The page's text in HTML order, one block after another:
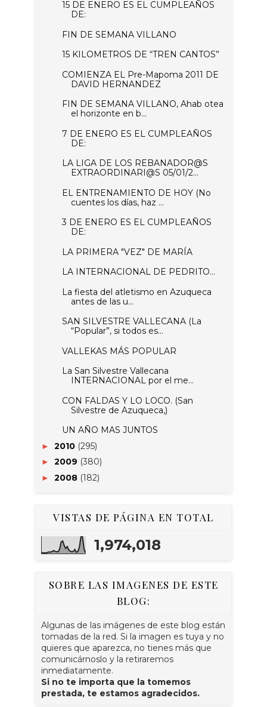
15 DE ENERO ES EL CUMPLEAÑOS
DE:
FIN DE SEMANA VILLANO
15 KILOMETROS DE “TREN CANTOS”
COMIENZA EL Pre-Mapoma 2011 DE
DAVID HERNANDEZ
FIN DE SEMANA VILLANO, Ahab otea
el horizonte en b...
7 DE ENERO ES EL CUMPLEAÑOS
DE:
LA LIGA DE LOS REBANADOR@S
EXTRAORDINARI@S 05/01/2...
EL ENTRENAMIENTO DE HOY (No
cuentes los días, haz ...
3 DE ENERO ES EL CUMPLEAÑOS
DE:
LA PRIMERA "VEZ" DE MARÍA
LA INTERNACIONAL DE PEDRITO...
La fiesta del atletismo en Azuqueca
antes de las u...
SAN SILVESTRE VALLECANA (La
“Popular”, si todos es...
VALLEKAS MÁS POPULAR
La San Silvestre Vallecana
INTERNACIONAL por el me...
CON FALDAS Y LO LOCO. (San
Silvestre de Azuqueca,)
UN AÑO MAS JUNTOS
► 2010 (295)
► 2009 (380)
► 2008 (182)
VISTAS DE PÁGINA EN TOTAL
1,974,018
SOBRE LAS IMAGENES DE ESTE
BLOG:
Algunas de las imágenes de este blog están
tomadas de la red. Si la imagen es tuya y no
quieres que aparezca, no tienes más que
comunicárnoslo y la retiraremos
inmediatamente.
Si no te importa que la tomemos
prestada, te estamos agradecidos.